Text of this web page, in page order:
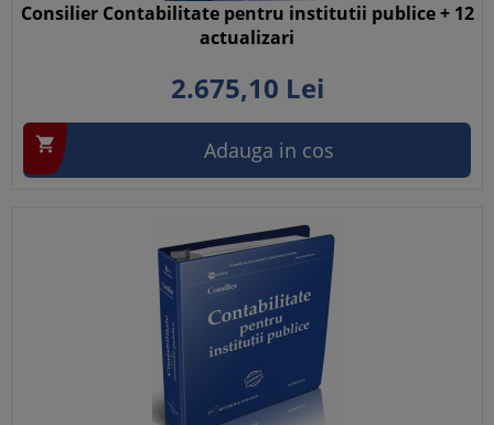
Consilier Contabilitate pentru institutii publice + 12
actualizari
2.675,10 Lei
 Adauga in cos